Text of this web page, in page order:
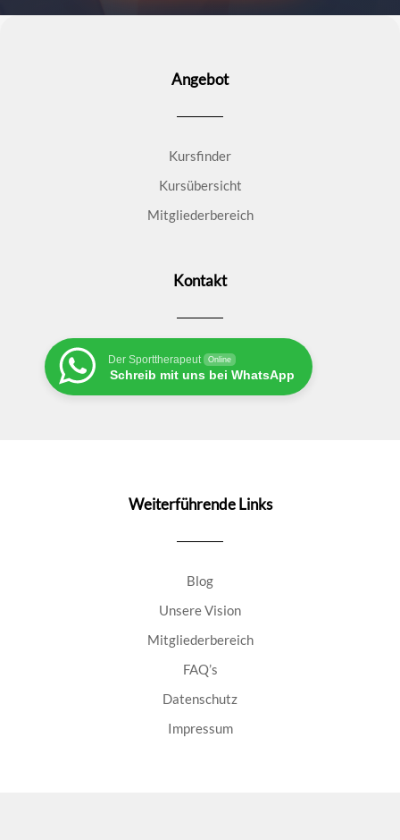
Angebot
Kursfinder
Kursübersicht
Mitgliederbereich
Kontakt
Der Sporttherapeut Online
Schreib mit uns bei WhatsApp
Weiterführende Links
Blog
Unsere Vision
Mitgliederbereich
FAQ’s
Datenschutz
Impressum